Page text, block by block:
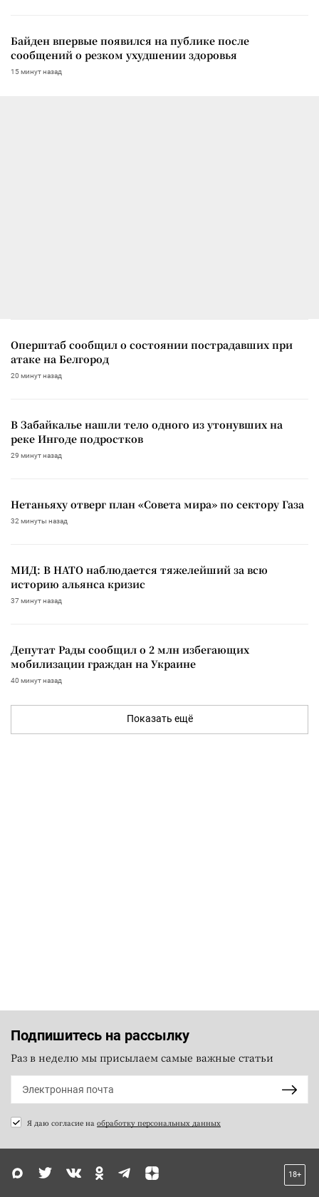
Байден впервые появился на публике после
сообщений о резком ухудшении здоровья
15 минут назад
Оперштаб сообщил о состоянии пострадавших при
атаке на Белгород
20 минут назад
В Забайкалье нашли тело одного из утонувших на
реке Ингоде подростков
29 минут назад
Нетаньяху отверг план «Совета мира» по сектору Газа
32 минуты назад
МИД: В НАТО наблюдается тяжелейший за всю
историю альянса кризис
37 минут назад
Депутат Рады сообщил о 2 млн избегающих
мобилизации граждан на Украине
40 минут назад
Показать ещё
Подпишитесь на рассылку
Раз в неделю мы присылаем самые важные статьи
Я даю согласие на обработку персональных данных
18+